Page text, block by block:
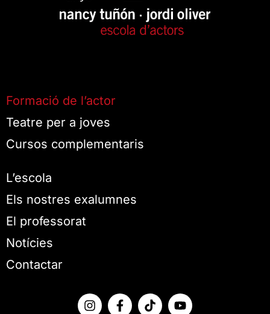
Formació de l’actor
Teatre per a joves
Cursos complementaris
L’escola
Els nostres exalumnes
El professorat
Notícies
Contactar